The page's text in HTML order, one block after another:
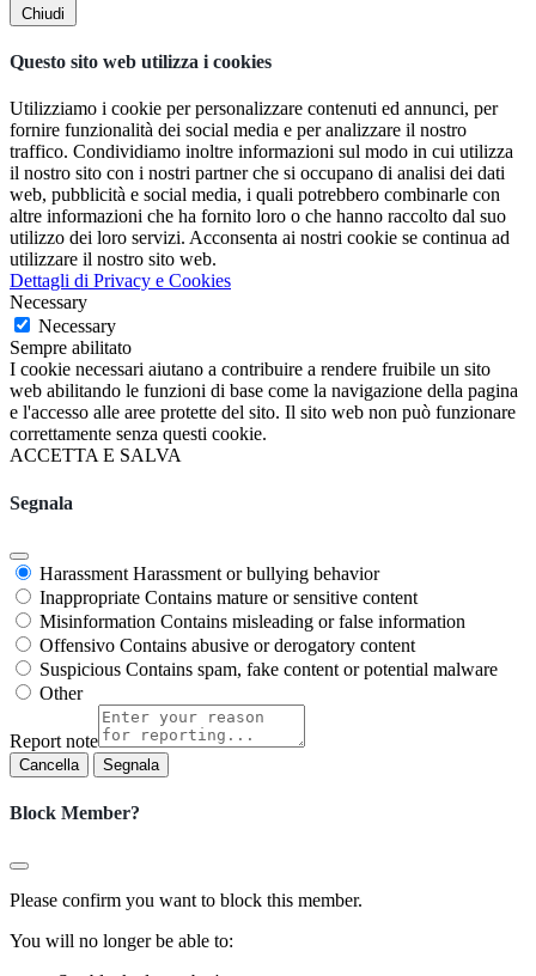
Chiudi
Questo sito web utilizza i cookies
Utilizziamo i cookie per personalizzare contenuti ed annunci, per
fornire funzionalità dei social media e per analizzare il nostro
traffico. Condividiamo inoltre informazioni sul modo in cui utilizza
il nostro sito con i nostri partner che si occupano di analisi dei dati
web, pubblicità e social media, i quali potrebbero combinarle con
altre informazioni che ha fornito loro o che hanno raccolto dal suo
utilizzo dei loro servizi. Acconsenta ai nostri cookie se continua ad
utilizzare il nostro sito web.
Dettagli di Privacy e Cookies
Necessary
Necessary
Sempre abilitato
I cookie necessari aiutano a contribuire a rendere fruibile un sito
web abilitando le funzioni di base come la navigazione della pagina
e l'accesso alle aree protette del sito. Il sito web non può funzionare
correttamente senza questi cookie.
ACCETTA E SALVA
Segnala
Harassment Harassment or bullying behavior
Inappropriate Contains mature or sensitive content
Misinformation Contains misleading or false information
Offensivo Contains abusive or derogatory content
Suspicious Contains spam, fake content or potential malware
Other
Report note
Segnala
Block Member?
Please confirm you want to block this member.
You will no longer be able to: